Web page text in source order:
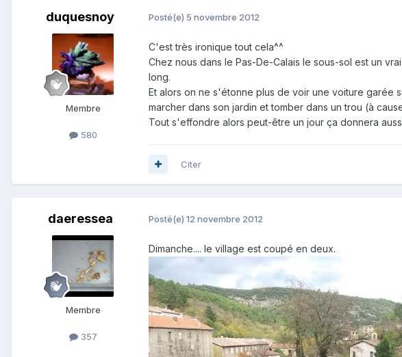
duquesnoy
Membre
580
Posté(e) 5 novembre 2012
C'est très ironique tout cela^^
Chez nous dans le Pas-De-Calais le sous-sol est un
long.
Et alors on ne s'étonne plus de voir une voiture garée
marcher dans son jardin et tomber dans un trou (à
Tout s'effondre alors peut-être un jour ça donnera
Citer
daeressea
Membre
357
Posté(e) 12 novembre 2012
Dimanche.... le village est coupé en deux.